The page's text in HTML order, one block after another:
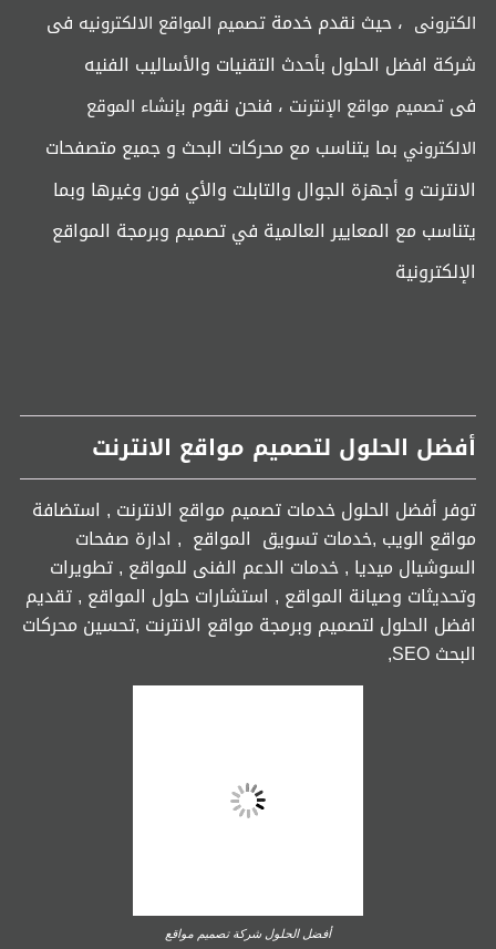
الكترونى ، حيث نقدم خدمة تصميم المواقع الالكترونيه فى
شركة افضل الحلول بأحدث التقنيات والأساليب الفنيه
فى تصميم مواقع الإنترنت ، فنحن نقوم بإنشاء الموقع
الالكتروني بما يتناسب مع محركات البحث و جميع متصفحات
الانترنت و أجهزة الجوال والتابلت والأي فون وغيرها وبما
يتناسب مع المعايير العالمية في تصميم وبرمجة المواقع
الإلكترونية
أفضل الحلول لتصميم مواقع الانترنت
توفر أفضل الحلول خدمات تصميم مواقع الانترنت , استضافة
مواقع الويب ,خدمات تسويق المواقع , ادارة صفحات
السوشيال ميديا , خدمات الدعم الفنى للمواقع , تطويرات
وتحديثات وصيانة المواقع , استشارات حلول المواقع , تقديم
افضل الحلول لتصميم وبرمجة مواقع الانترنت ,تحسين محركات
البحث SEO,
أفضل الحلول شركة تصميم مواقع